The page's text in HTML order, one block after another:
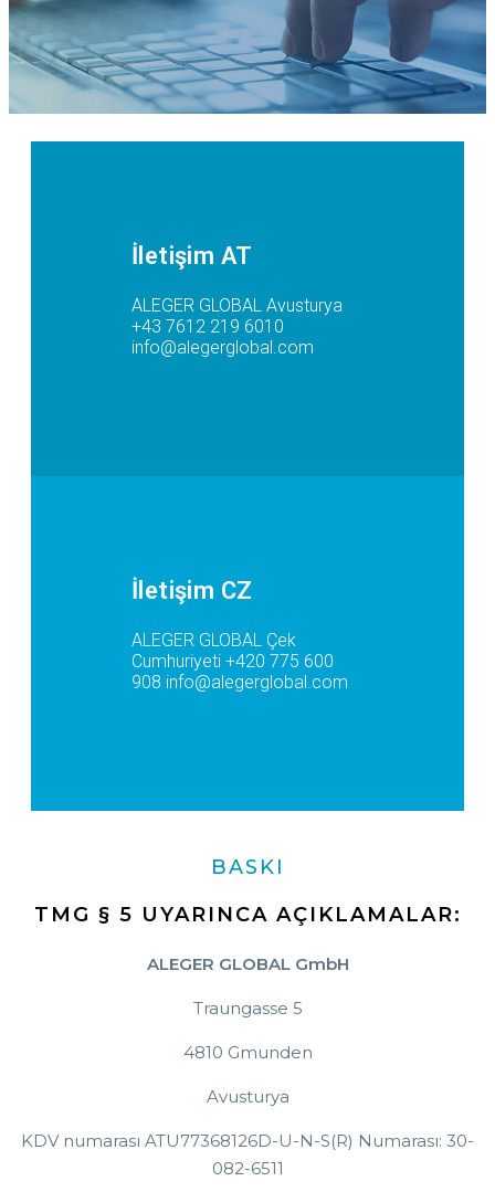
İletişim AT
ALEGER GLOBAL Avusturya
+43 7612 219 6010
info@alegerglobal.com
İletişim CZ
ALEGER GLOBAL Çek
Cumhuriyeti +420 775 600
908 info@alegerglobal.com
BASKI
TMG § 5 UYARINCA AÇIKLAMALAR:
ALEGER GLOBAL GmbH
Traungasse 5
4810 Gmunden
Avusturya
KDV numarası ATU77368126D-U-N-S(R) Numarası: 30-
082-6511